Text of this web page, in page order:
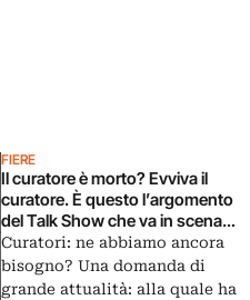
FIERE
Il curatore è morto? Evviva il
curatore. È questo l’argomento
del Talk Show che va in scena
sul prossimo Artribune
Magazine: attenti a non farvelo
scappare…
Curatori: ne abbiamo ancora
bisogno? Una domanda di
grande attualità: alla quale ha